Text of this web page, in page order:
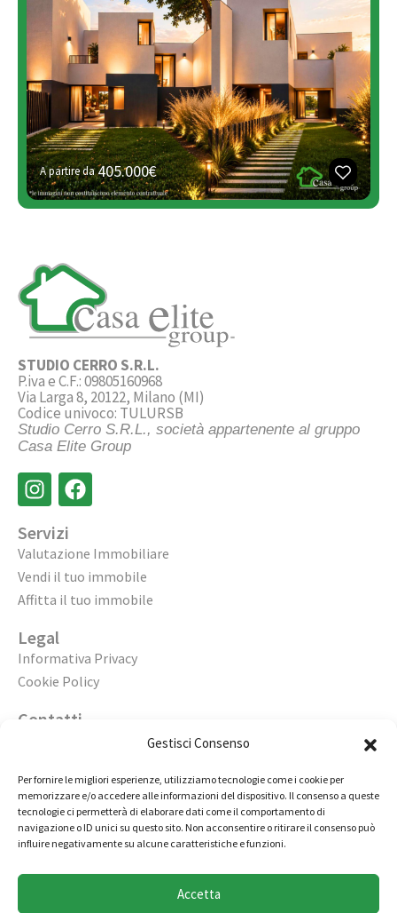
Gestisci Consenso
Per fornire le migliori esperienze, utilizziamo tecnologie come i cookie per
memorizzare e/o accedere alle informazioni del dispositivo. Il consenso a queste
tecnologie ci permetterà di elaborare dati come il comportamento di
navigazione o ID unici su questo sito. Non acconsentire o ritirare il consenso può
influire negativamente su alcune caratteristiche e funzioni.
Accetta
A partire da405.000€
STUDIO CERRO S.R.L.
P.iva e C.F.: 09805160968
Via Larga 8, 20122, Milano (MI)
Codice univoco: TULURSB
Studio Cerro S.R.L., società appartenente al gruppo
Casa Elite Group
Servizi
Valutazione Immobiliare
Vendi il tuo immobile
Affitta il tuo immobile
Legal
Informativa Privacy
Cookie Policy
Contatti
02 98236472
info@immobiliarecasaelite.it